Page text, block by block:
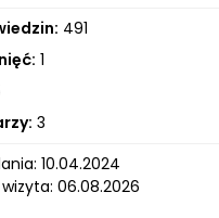
491
1
3
10.04.2024
06.08.2026